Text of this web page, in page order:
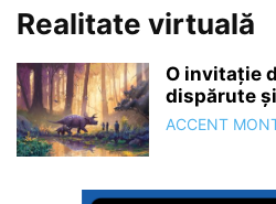
Realitate virtuală
O invitație
dispărute
ACCENT